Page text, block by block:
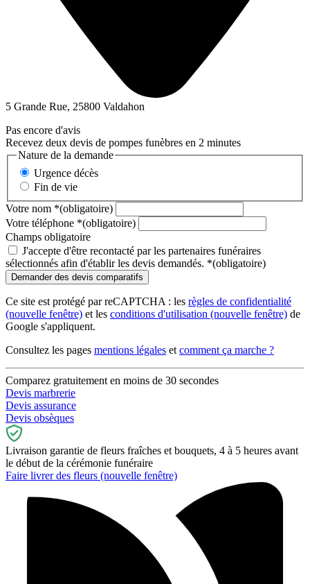
5 Grande Rue, 25800 Valdahon
Pas encore d'avis
Recevez deux devis de pompes funèbres en 2 minutes
Nature de la demande
Urgence décès
Fin de vie
Votre nom *(obligatoire)
Votre téléphone *(obligatoire)
Champs obligatoire
J'accepte d'être recontacté par les partenaires funéraires
sélectionnés afin d'établir les devis demandés. *(obligatoire)
Ce site est protégé par reCAPTCHA : les règles de confidentialité
(nouvelle fenêtre) et les conditions d'utilisation (nouvelle fenêtre) de
Google s'appliquent.
Consultez les pages mentions légales et comment ça marche ?
Comparez gratuitement en moins de 30 secondes
Devis marbrerie
Devis assurance
Devis obsèques
Livraison garantie de fleurs fraîches et bouquets, 4 à 5 heures avant
le début de la cérémonie funéraire
Faire livrer des fleurs (nouvelle fenêtre)